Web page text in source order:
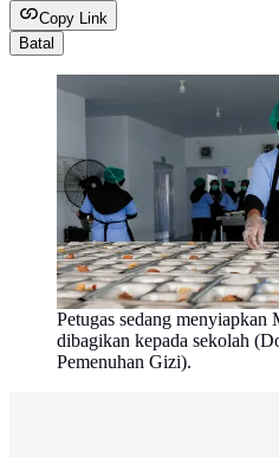
Copy Link
Batal
Petugas sedang menyiapkan
dibagikan kepada sekolah
Pemenuhan Gizi).